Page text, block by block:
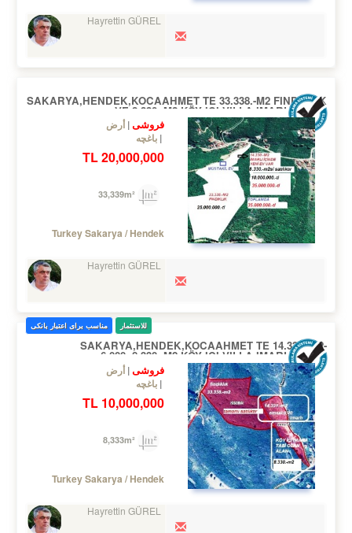
Hayrettin GÜREL
SAKARYA,HENDEK,KOCAAHMET TE 33.338.-M2 FINDIKLIK
VE 8.330.-M2 KÖY IÇI VILLA IMARLI ARSA
فروشی أرض
باغچه
20,000,000 TL
Turkey Sakarya / Hendek
Hayrettin GÜREL
للاستثمار مناسب برای اعتبار بانکی
SAKARYA,HENDEK,KOCAAHMET TE 14.330.-M2-
6.000.-8.330.-M2 KÖY IÇI VILLA IMARLI ARSA
فروشی أرض
باغچه
10,000,000 TL
Turkey Sakarya / Hendek
Hayrettin GÜREL